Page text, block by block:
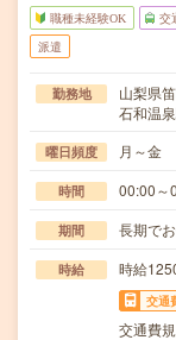
職種未経験OK 交
派遣
勤務地
山梨県
石和温
曜日頻度 月～金
時間 00:00～
期間 長期で
時給 時給
交通
交通費